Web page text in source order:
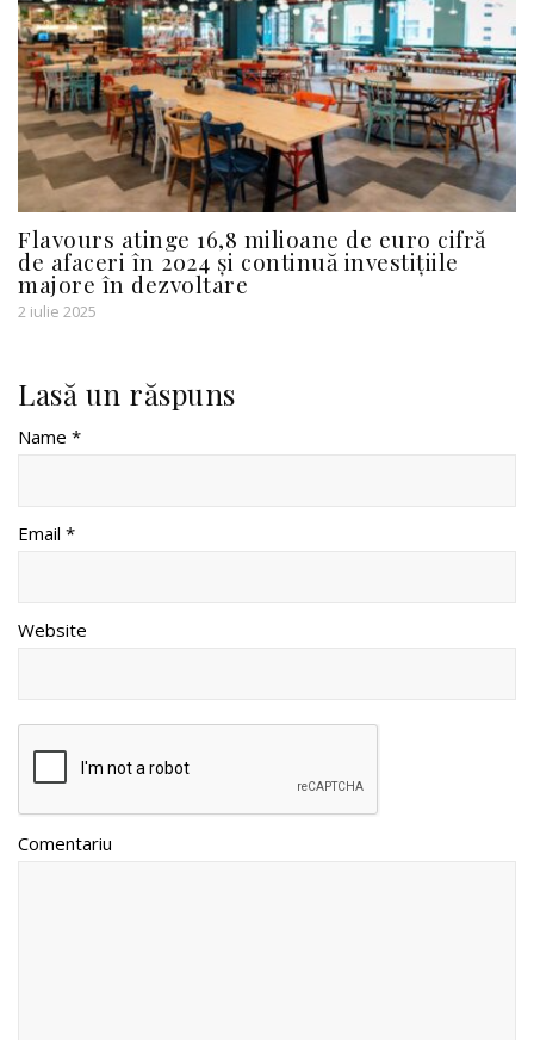
Flavours atinge 16,8 milioane de euro cifră
de afaceri în 2024 și continuă investițiile
majore în dezvoltare
2 iulie 2025
Lasă un răspuns
Name *
Email *
Website
Comentariu